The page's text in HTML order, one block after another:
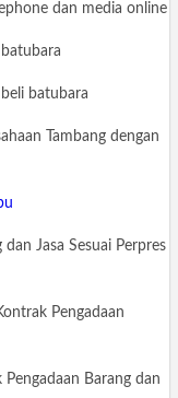
dan media online
batubara
Tambang dengan
Jasa Sesuai Perpres
Pengadaan
Barang dan